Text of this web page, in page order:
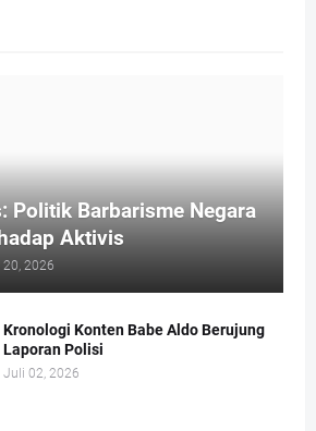
Politik Barbarisme Negara
Aktivis
20, 2026
Kronologi Konten Babe Aldo Berujung
Laporan Polisi
Juli 02, 2026